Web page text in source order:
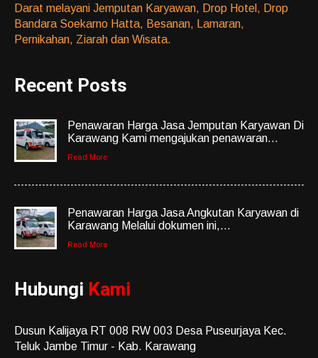
Darat melayani Jemputan Karyawan, Drop Hotel, Drop
Bandara Soekarno Hatta, Besanan, Lamaran,
Pernikahan, Ziarah dan Wisata.
Recent Posts
Penawaran Harga Jasa Jemputan Karyawan Di
Karawang Kami mengajukan penawaran...
Read More
Penawaran Harga Jasa Angkutan Karyawan di
Karawang Melalui dokumen ini,...
Read More
Hubungi Kami
Dusun Kalijaya RT 008 RW 003 Desa Puseurjaya Kec.
Teluk Jambe Timur - Kab. Karawang